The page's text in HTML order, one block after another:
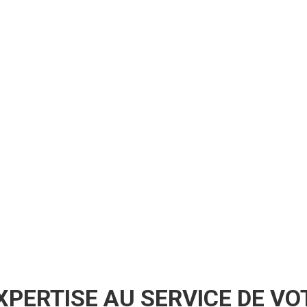
AU SERVICE DE